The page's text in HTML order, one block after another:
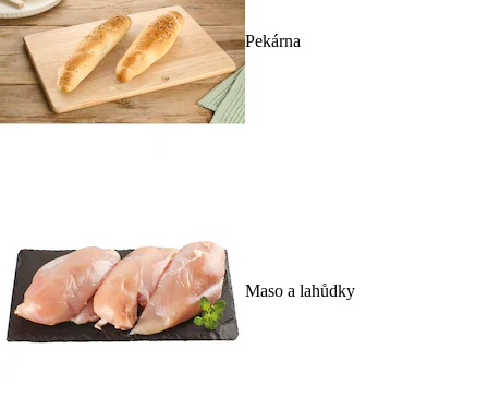
Pekárna
Maso a lahůdky